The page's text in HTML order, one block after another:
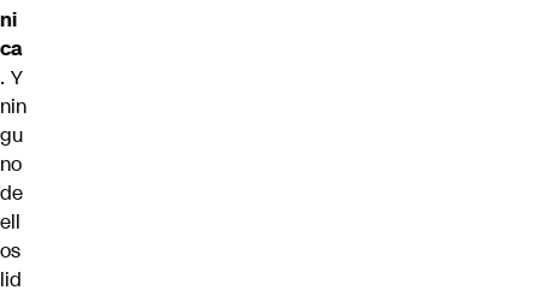
ni
ca
. Y
nin
gu
no
de
ell
os
lid